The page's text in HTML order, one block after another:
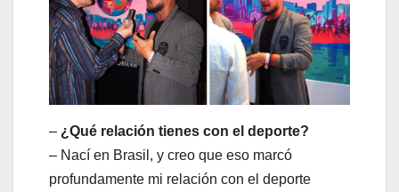
– ¿Qué relación tienes con el deporte?
– Nací en Brasil, y creo que eso marcó
profundamente mi relación con el deporte